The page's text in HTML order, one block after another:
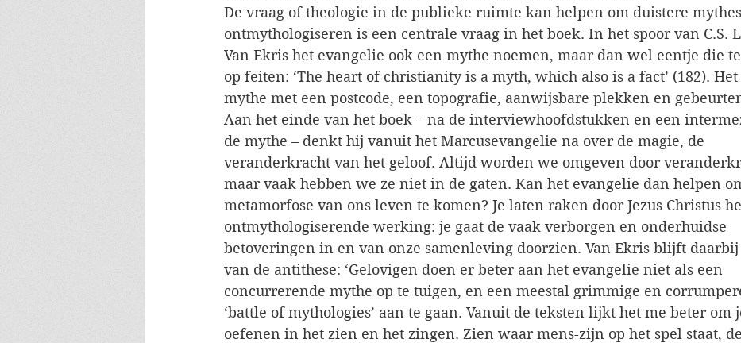
De vraag of theologie in de publieke ruimte kan helpen om duistere
ontmythologiseren is een centrale vraag in het boek. In het spoor van C.S.
Van Ekris het evangelie ook een mythe noemen, maar dan wel eentje die
op feiten: ‘The heart of christianity is a myth, which also is a fact’ (182). Het
mythe met een postcode, een topografie, aanwijsbare plekken en
Aan het einde van het boek – na de interviewhoofdstukken en een
de mythe – denkt hij vanuit het Marcusevangelie na over de magie, de
veranderkracht van het geloof. Altijd worden we omgeven door
maar vaak hebben we ze niet in de gaten. Kan het evangelie dan helpen
metamorfose van ons leven te komen? Je laten raken door Jezus Christus
ontmythologiserende werking: je gaat de vaak verborgen en onderhuidse
betoveringen in en van onze samenleving doorzien. Van Ekris blijft
van de antithese: ‘Gelovigen doen er beter aan het evangelie niet als een
concurrerende mythe op te tuigen, en een meestal grimmige en
‘battle of mythologies’ aan te gaan. Vanuit de teksten lijkt het me beter om
oefenen in het zien en het zingen. Zien waar mens-zijn op het spel staat,